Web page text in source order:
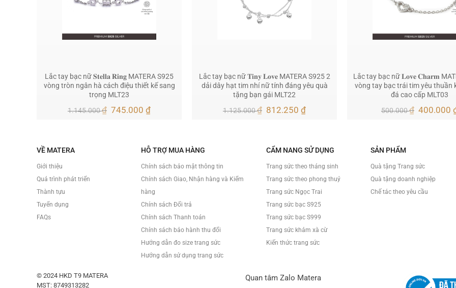
Lắc tay bạc nữ 𝐒𝐭𝐞𝐥𝐥𝐚 𝐑𝐢𝐧𝐠 MATERA S925
vòng tròn ngân hà cách điệu thiết kế sang
trọng MLT23
1.145.000₫ Giá
745.000₫Giá
745.000 ₫.
Lắc tay bạc nữ 𝐓𝐢𝐧𝐲 𝐋𝐨𝐯𝐞 MATERA S925 2
dải dây hạt tim nhí nữ tính đáng yêu quà
tặng bạn gái MLT22
1.125.000₫ Giá
812.250₫Giá
812.250 ₫.
Lắc tay bạc nữ 𝐋𝐨𝐯𝐞 𝐂𝐡𝐚𝐫𝐦
vòng tay bạc trái tim yêu thuần
đá cao cấp MLT03
500.000₫ Giá
400.000
VỀ MATERA
Giới thiệu
Quá trình phát triển
Thành tựu
Tuyển dụng
FAQs
HỖ TRỢ MUA HÀNG
Chính sách bảo mật thông tin
Chính sách Giao, Nhận hàng và Kiểm
hàng
Chính sách Đổi trả
Chính sách Thanh toán
Chính sách bảo hành thu đổi
Hướng dẫn đo size trang sức
Hướng dẫn sử dụng trang sức
CẨM NANG SỬ DỤNG
Trang sức theo tháng sinh
Trang sức theo phong thuỷ
Trang sức Ngọc Trai
Trang sức bạc S925
Trang sức bạc S999
Trang sức khảm xà cừ
Kiến thức trang sức
SẢN PHẨM
Quà tặng Trang sức
Quà tặng doanh nghiệp
Chế tác theo yêu cầu
© 2024 HKD T9 MATERA
MST: 8749313282
Quan tâm Zalo Matera